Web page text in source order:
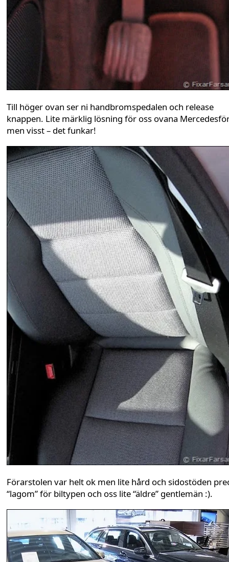
Till höger ovan ser ni handbromspedalen och release
knappen. Lite märklig lösning för oss ovana
men visst – det funkar!
Förarstolen var helt ok men lite hård och sidostöden
“lagom” för biltypen och oss lite “äldre” gentlemän :).